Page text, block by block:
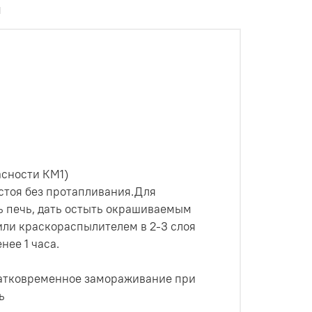
КМ1)
без протапливания.Для
печь, дать остыть окрашиваемым
краскораспылителем в 2-3 слоя
1 часа.
замораживание при